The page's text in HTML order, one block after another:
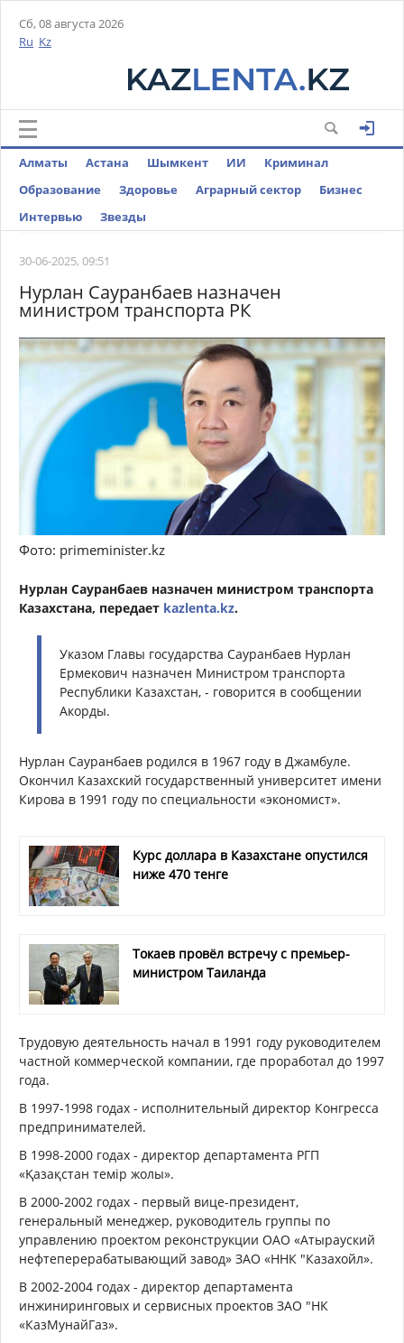
Сб, 08 августа 2026
Ru Kz
Алматы Астана Шымкент ИИ
Криминал
Образование
Здоровье Аграрный сектор
Бизнес
Интервью
Звезды
30-06-2025, 09:51
Нурлан Сауранбаев назначен
министром транспорта РК
Фото: primeminister.kz
Нурлан Сауранбаев назначен министром транспорта
Казахстана, передает kazlenta.kz.
Указом Главы государства Сауранбаев Нурлан
Ермекович назначен Министром транспорта
Республики Казахстан, - говорится в сообщении
Акорды.
Нурлан Сауранбаев родился в 1967 году в Джамбуле.
Окончил Казахский государственный университет имени
Кирова в 1991 году по специальности «экономист».
Курс доллара в Казахстане опустился
ниже 470 тенге
Токаев провёл встречу с премьер-
министром Таиланда
Трудовую деятельность начал в 1991 году руководителем
частной коммерческой компании, где проработал до 1997
года.
В 1997-1998 годах - исполнительный директор Конгресса
предпринимателей.
В 1998-2000 годах - директор департамента РГП
«Қазақстан темір жолы».
В 2000-2002 годах - первый вице-президент,
генеральный менеджер, руководитель группы по
управлению проектом реконструкции ОАО «Атырауский
нефтеперерабатывающий завод» ЗАО «ННК "Казахойл».
В 2002-2004 годах - директор департамента
инжиниринговых и сервисных проектов ЗАО "НК
«КазМунайГаз».